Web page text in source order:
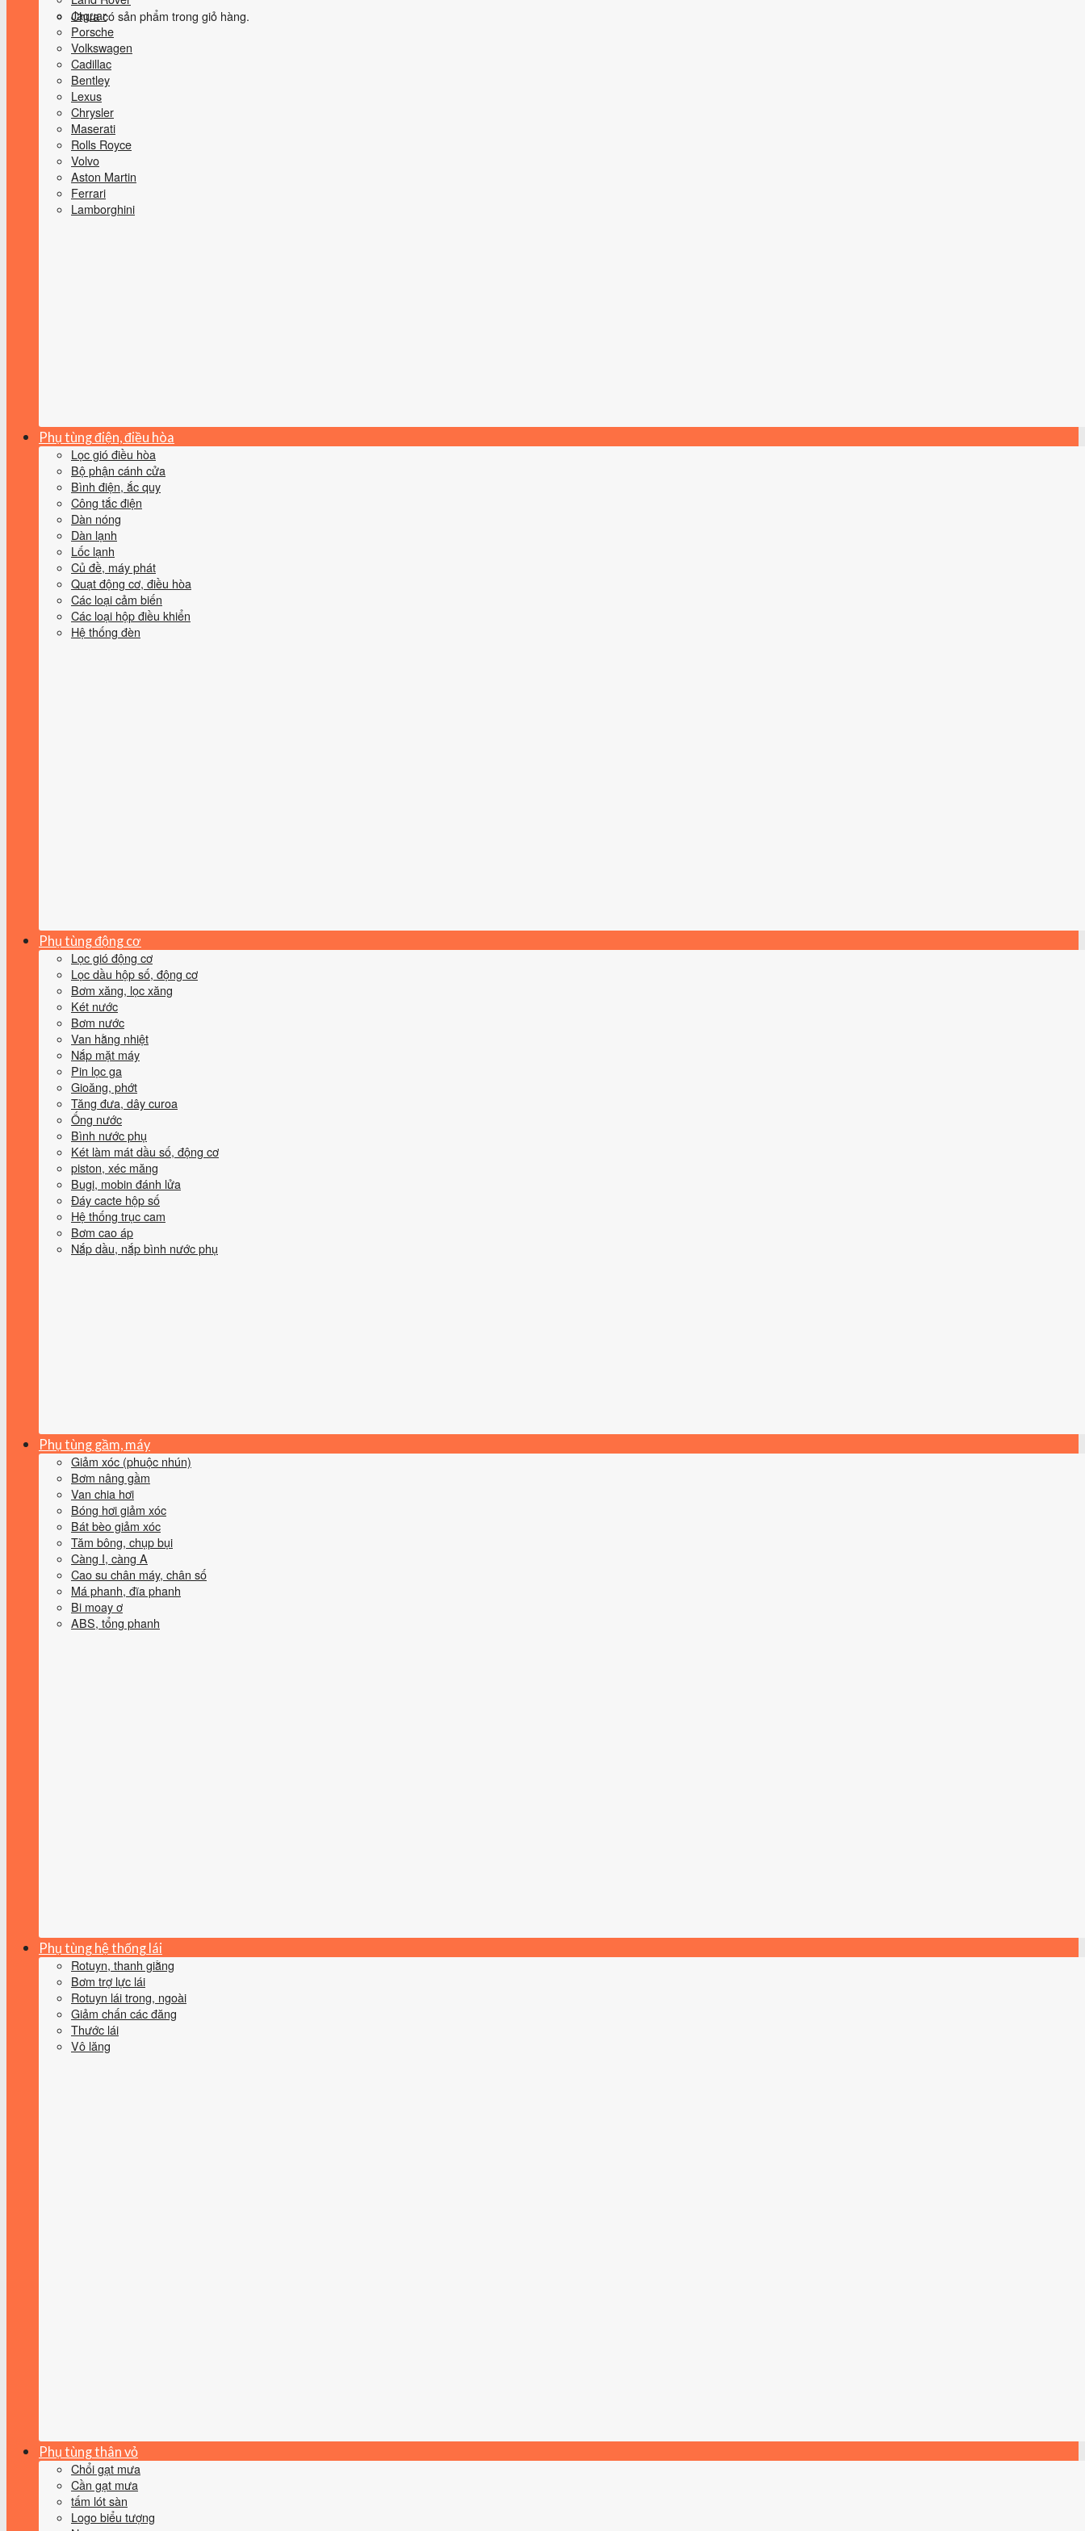
Chưa có sản phẩm trong giỏ hàng.
Jaguar
Porsche
Volkswagen
Cadillac
Bentley
Lexus
Chrysler
Maserati
Rolls Royce
Volvo
Aston Martin
Ferrari
Lamborghini
Phụ tùng điện, điều hòa
Lọc gió điều hòa
Bộ phận cánh cửa
Bình điện, ắc quy
Công tắc điện
Dàn nóng
Dàn lạnh
Lốc lạnh
Củ đề, máy phát
Quạt động cơ, điều hòa
Các loại cảm biến
Các loại hộp điều khiển
Hệ thống đèn
Phụ tùng động cơ
Lọc gió động cơ
Lọc dầu hộp số, động cơ
Bơm xăng, lọc xăng
Két nước
Bơm nước
Van hằng nhiệt
Nắp mặt máy
Pin lọc ga
Gioăng, phớt
Tăng đưa, dây curoa
Ống nước
Bình nước phụ
Két làm mát dầu số, động cơ
piston, xéc măng
Bugi, mobin đánh lửa
Đáy cacte hộp số
Hệ thống trục cam
Bơm cao áp
Nắp dầu, nắp bình nước phụ
Phụ tùng gầm, máy
Giảm xóc (phuộc nhún)
Bơm nâng gầm
Van chia hơi
Bóng hơi giảm xóc
Bát bèo giảm xóc
Tăm bông, chụp bụi
Càng I, càng A
Cao su chân máy, chân số
Má phanh, đĩa phanh
Bi moay ơ
ABS, tổng phanh
Phụ tùng hệ thống lái
Rotuyn, thanh giằng
Bơm trợ lực lái
Rotuyn lái trong, ngoài
Giảm chấn các đăng
Thước lái
Vô lăng
Phụ tùng thân vỏ
Chổi gạt mưa
Cần gạt mưa
tấm lót sàn
Logo biểu tượng